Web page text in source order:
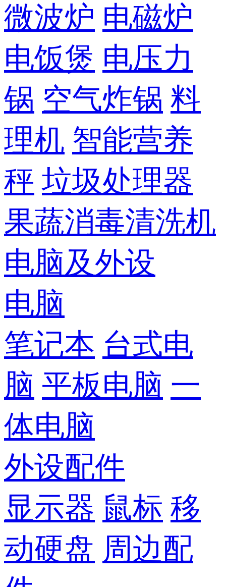
微波炉 电磁炉
电饭煲 电压力
锅 空气炸锅 料
理机 智能营养
秤 垃圾处理器
果蔬消毒清洗机
电脑及外设
电脑
笔记本 台式电
脑 平板电脑 一
体电脑
外设配件
显示器 鼠标 移
动硬盘 周边配